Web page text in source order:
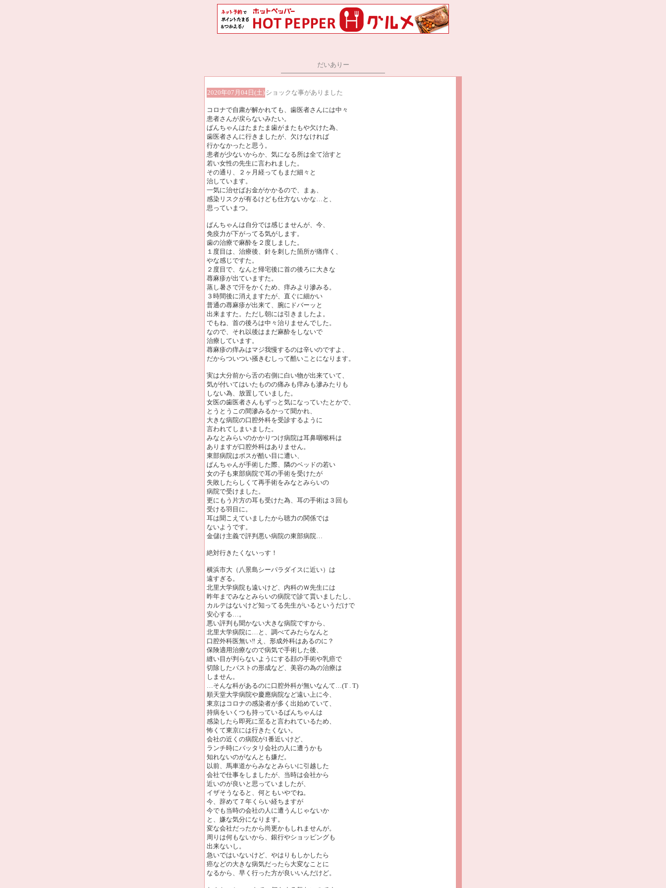
だいありー
2020年07月04日(土) ショックな事がありました
コロナで自粛が解かれても、歯医者さんには中々
患者さんが戻らないみたい。
ぱんちゃんはたまたま歯がまたもや欠けた為、
歯医者さんに行きましたが、欠けなければ
行かなかったと思う。
患者が少ないからか、気になる所は全て治すと
若い女性の先生に言われました。
その通り、２ヶ月経ってもまだ細々と
治しています。
一気に治せばお金がかかるので、まぁ、
感染リスクが有るけども仕方ないかな…と、
思っていまつ。
ぱんちゃんは自分では感じませんが、今、
免疫力が下がってる気がします。
歯の治療で麻酔を２度しました。
１度目は、治療後、針を刺した箇所が痛痒く、
やな感じですた。
２度目で、なんと帰宅後に首の後ろに大きな
蕁麻疹が出ていますた。
蒸し暑さで汗をかくため、痒みより滲みる。
３時間後に消えますたが、直ぐに細かい
普通の蕁麻疹が出来て、腕にドバーッと
出来ますた。ただし朝には引きましたよ。
でもね、首の後ろは中々治りませんでした。
なので、それ以後はまだ麻酔をしないで
治療しています。
蕁麻疹の痒みはマジ我慢するのは辛いのですよ、
だからついつい掻きむしって酷いことになります。
実は大分前から舌の右側に白い物が出来ていて、
気が付いてはいたものの痛みも痒みも滲みたりも
しない為、放置していました。
女医の歯医者さんもずっと気になっていたとかで、
とうとうこの間滲みるかって聞かれ、
大きな病院の口腔外科を受診するように
言われてしまいました。
みなとみらいのかかりつけ病院は耳鼻咽喉科は
ありますが口腔外科はありません。
東部病院はボスが酷い目に遭い、
ぱんちゃんが手術した際、隣のベッドの若い
女の子も東部病院で耳の手術を受けたが
失敗したらしくて再手術をみなとみらいの
病院で受けました。
更にもう片方の耳も受けた為、耳の手術は３回も
受ける羽目に。
耳は聞こえていましたから聴力の関係では
ないようです。
金儲け主義で評判悪い病院の東部病院…
絶対行きたくないっす！
横浜市大（八景島シーパラダイスに近い）は
遠すぎる。
北里大学病院も遠いけど、内科のＷ先生には
昨年までみなとみらいの病院で診て貰いましたし、
カルテはないけど知ってる先生がいるというだけで
安心する…。
悪い評判も聞かない大きな病院ですから、
北里大学病院に…と、調べてみたらなんと
口腔外科医無い‼ え、形成外科はあるのに？
保険適用治療なので病気で手術した後、
縫い目が判らないようにする顔の手術や乳癌で
切除したバストの形成など、美容の為の治療は
しません。
…そんな科があるのに口腔外科が無いなんて…(T . T)
順天堂大学病院や慶應病院など遠い上に今、
東京はコロナの感染者が多く出始めていて、
持病をいくつも持っているぱんちゃんは
感染したら即死に至ると言われているため、
怖くて東京には行きたくない。
会社の近くの病院が1番近いけど、
ランチ時にバッタリ会社の人に遭うかも
知れないのがなんとも嫌だ。
以前、馬車道からみなとみらいに引越した
会社で仕事をしましたが、当時は会社から
近いのが良いと思っていましたが、
イザそうなると、何ともいやでね。
今、辞めて７年くらい経ちますが
今でも当時の会社の人に遭うんじゃないか
と、嫌な気分になります。
変な会社だったから尚更かもしれませんが。
周りは何もないから、銀行やショッピングも
出来ないし。
急いではいないけど、やはりもしかしたら
癌などの大きな病気だったら大変なことに
なるから、早く行った方が良いいんだけど。